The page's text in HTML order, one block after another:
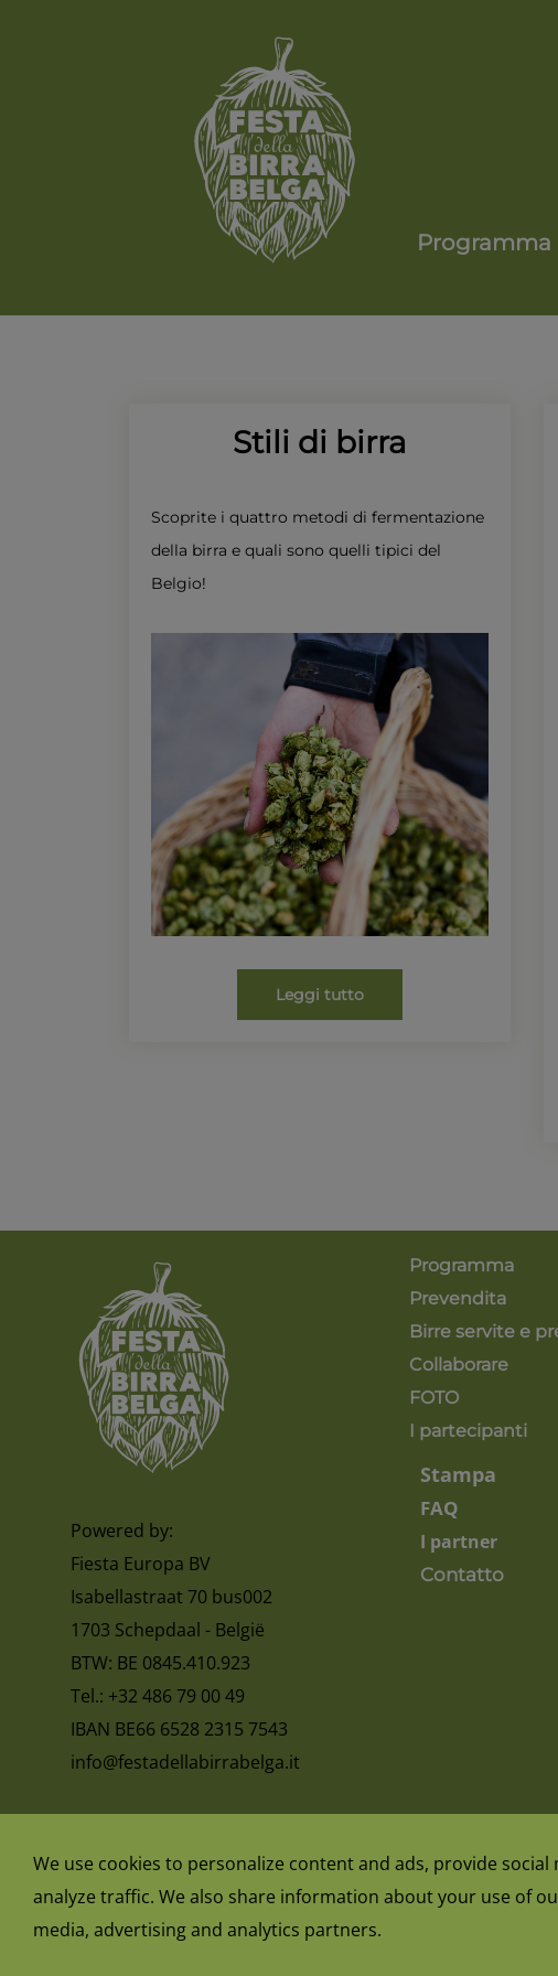
Programma
Leggi tutto
Stili di birra
Scoprite i quattro metodi di fermentazione
della birra e quali sono quelli tipici del
Belgio!
We use cookies to personalize content and ads, provide social
analyze traffic. We also share information about your use of
media, advertising and analytics partners.
Powered by:
Fiesta Europa BV
Isabellastraat 70 bus002
1703 Schepdaal - België
BTW: BE 0845.410.923
Tel.: +32 486 79 00 49
IBAN BE66 6528 2315 7543
info@festadellabirrabelga.it
termini e condizioni
Programma
Prevendita
Birre servite e
Collaborare
FOTO
I partecipanti
Contatto
FAQ
I partner
Stampa